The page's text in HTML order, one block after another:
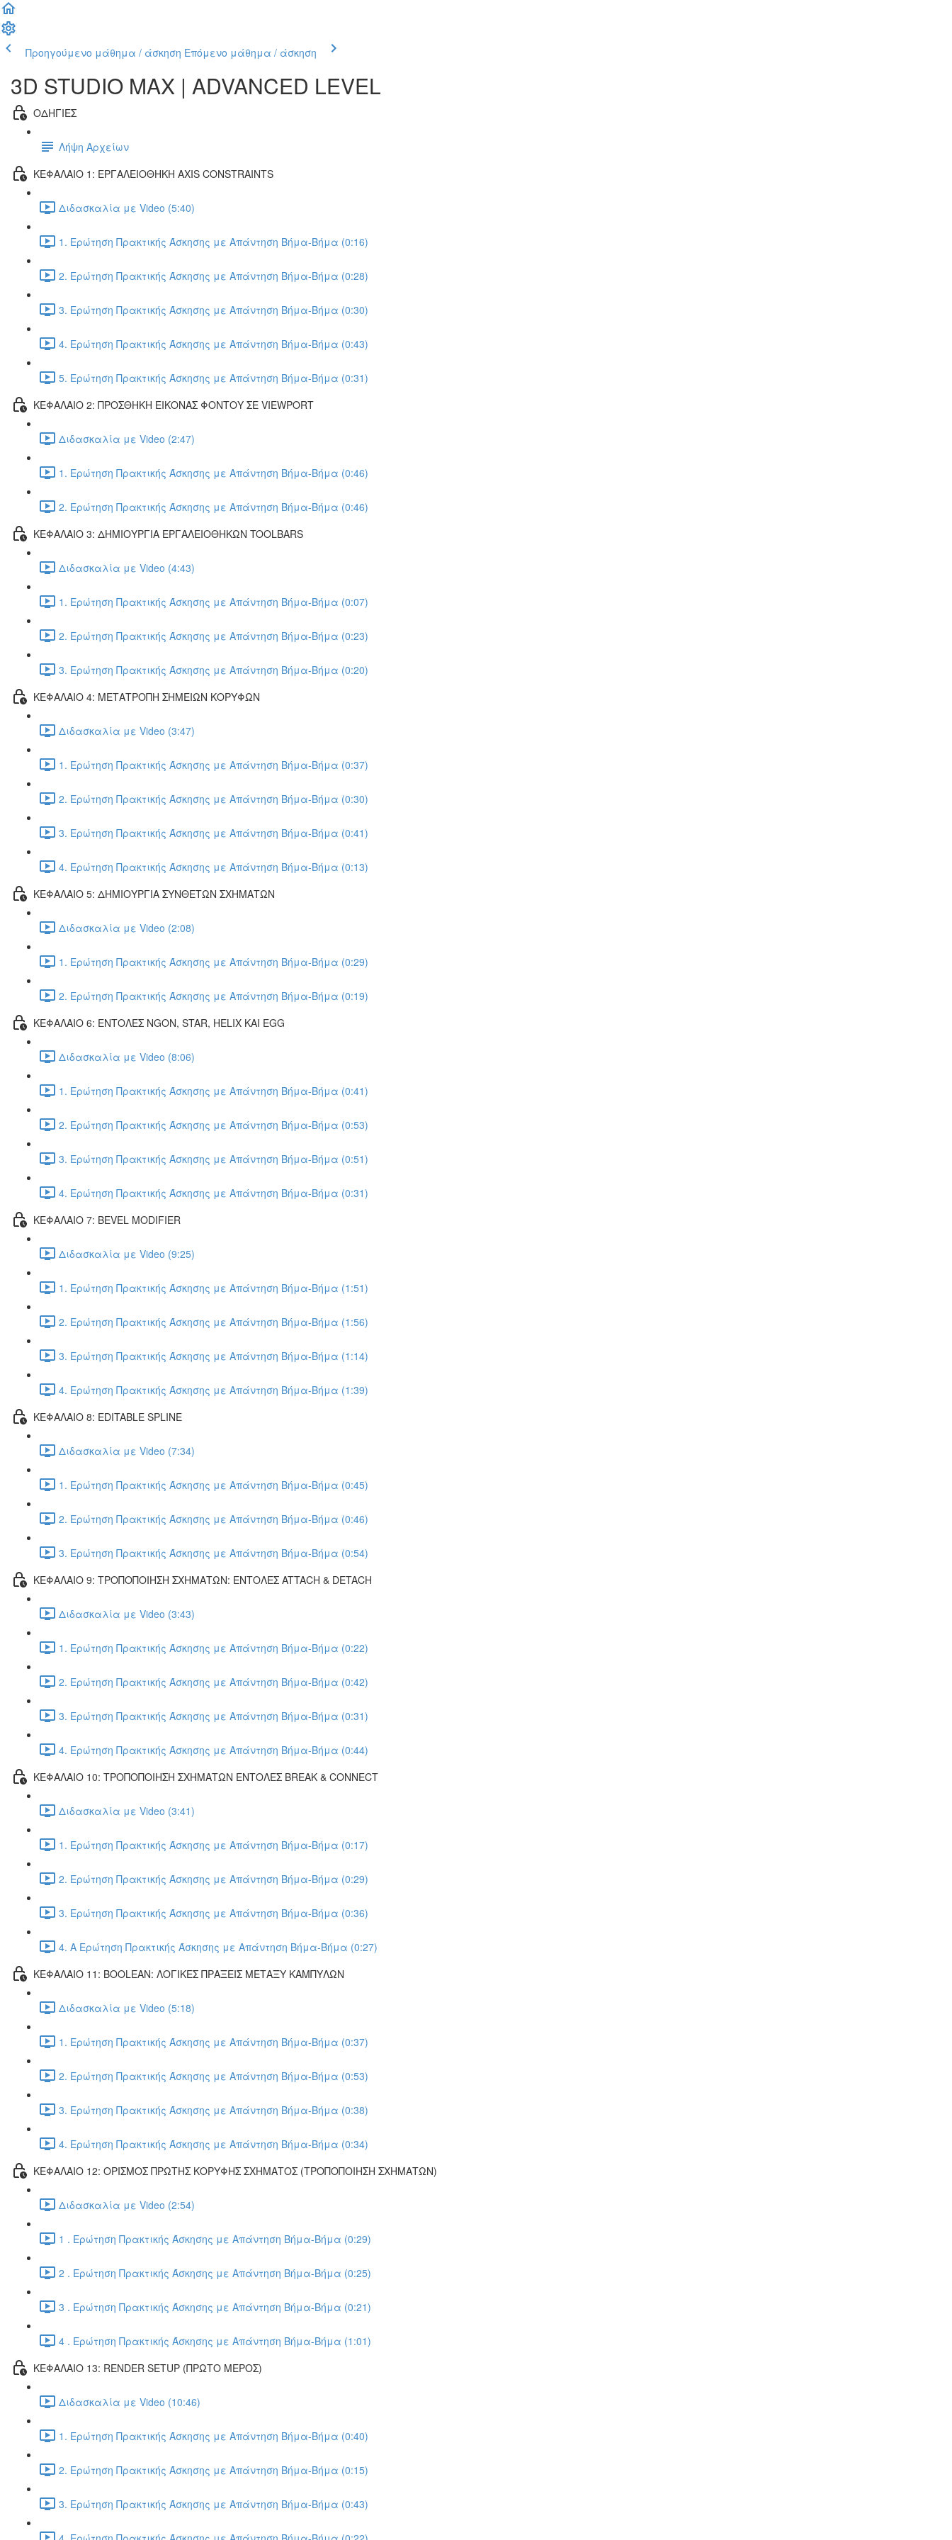
Προηγούμενο μάθημα / άσκηση Επόμενο μάθημα / άσκηση
3D STUDIO MAX | ADVANCED LEVEL
ΟΔΗΓΙΕΣ
Λήψη Αρχείων
ΚΕΦΑΛΑΙΟ 1: ΕΡΓΑΛΕΙΟΘΗΚΗ AXIS CONSTRAINTS
Διδασκαλία με Video (5:40)
1. Ερώτηση Πρακτικής Άσκησης με Απάντηση Βήμα-Βήμα (0:16)
2. Ερώτηση Πρακτικής Άσκησης με Απάντηση Βήμα-Βήμα (0:28)
3. Ερώτηση Πρακτικής Άσκησης με Απάντηση Βήμα-Βήμα (0:30)
4. Ερώτηση Πρακτικής Άσκησης με Απάντηση Βήμα-Βήμα (0:43)
5. Ερώτηση Πρακτικής Άσκησης με Απάντηση Βήμα-Βήμα (0:31)
ΚΕΦΑΛΑΙΟ 2: ΠΡΟΣΘΗΚΗ ΕΙΚΟΝΑΣ ΦΟΝΤΟΥ ΣΕ VIEWPORT
Διδασκαλία με Video (2:47)
1. Ερώτηση Πρακτικής Άσκησης με Απάντηση Βήμα-Βήμα (0:46)
2. Ερώτηση Πρακτικής Άσκησης με Απάντηση Βήμα-Βήμα (0:46)
ΚΕΦΑΛΑΙΟ 3: ΔΗΜΙΟΥΡΓΙΑ ΕΡΓΑΛΕΙΟΘΗΚΩΝ TOOLBARS
Διδασκαλία με Video (4:43)
1. Ερώτηση Πρακτικής Άσκησης με Απάντηση Βήμα-Βήμα (0:07)
2. Ερώτηση Πρακτικής Άσκησης με Απάντηση Βήμα-Βήμα (0:23)
3. Ερώτηση Πρακτικής Άσκησης με Απάντηση Βήμα-Βήμα (0:20)
ΚΕΦΑΛΑΙΟ 4: ΜΕΤΑΤΡΟΠΗ ΣΗΜΕΙΩΝ ΚΟΡΥΦΩΝ
Διδασκαλία με Video (3:47)
1. Ερώτηση Πρακτικής Άσκησης με Απάντηση Βήμα-Βήμα (0:37)
2. Ερώτηση Πρακτικής Άσκησης με Απάντηση Βήμα-Βήμα (0:30)
3. Ερώτηση Πρακτικής Άσκησης με Απάντηση Βήμα-Βήμα (0:41)
4. Ερώτηση Πρακτικής Άσκησης με Απάντηση Βήμα-Βήμα (0:13)
ΚΕΦΑΛΑΙΟ 5: ΔΗΜΙΟΥΡΓΙΑ ΣΥΝΘΕΤΩΝ ΣΧΗΜΑΤΩΝ
Διδασκαλία με Video (2:08)
1. Ερώτηση Πρακτικής Άσκησης με Απάντηση Βήμα-Βήμα (0:29)
2. Ερώτηση Πρακτικής Άσκησης με Απάντηση Βήμα-Βήμα (0:19)
ΚΕΦΑΛΑΙΟ 6: ΕΝΤΟΛΕΣ NGON, STAR, HELIX ΚΑΙ EGG
Διδασκαλία με Video (8:06)
1. Ερώτηση Πρακτικής Άσκησης με Απάντηση Βήμα-Βήμα (0:41)
2. Ερώτηση Πρακτικής Άσκησης με Απάντηση Βήμα-Βήμα (0:53)
3. Ερώτηση Πρακτικής Άσκησης με Απάντηση Βήμα-Βήμα (0:51)
4. Ερώτηση Πρακτικής Άσκησης με Απάντηση Βήμα-Βήμα (0:31)
ΚΕΦΑΛΑΙΟ 7: BEVEL MODIFIER
Διδασκαλία με Video (9:25)
1. Ερώτηση Πρακτικής Άσκησης με Απάντηση Βήμα-Βήμα (1:51)
2. Ερώτηση Πρακτικής Άσκησης με Απάντηση Βήμα-Βήμα (1:56)
3. Ερώτηση Πρακτικής Άσκησης με Απάντηση Βήμα-Βήμα (1:14)
4. Ερώτηση Πρακτικής Άσκησης με Απάντηση Βήμα-Βήμα (1:39)
ΚΕΦΑΛΑΙΟ 8: EDITABLE SPLINE
Διδασκαλία με Video (7:34)
1. Ερώτηση Πρακτικής Άσκησης με Απάντηση Βήμα-Βήμα (0:45)
2. Ερώτηση Πρακτικής Άσκησης με Απάντηση Βήμα-Βήμα (0:46)
3. Ερώτηση Πρακτικής Άσκησης με Απάντηση Βήμα-Βήμα (0:54)
ΚΕΦΑΛΑΙΟ 9: ΤΡΟΠΟΠΟΙΗΣΗ ΣΧΗΜΑΤΩΝ: ΕΝΤΟΛΕΣ ATTACH & DETACH
Διδασκαλία με Video (3:43)
1. Ερώτηση Πρακτικής Άσκησης με Απάντηση Βήμα-Βήμα (0:22)
2. Ερώτηση Πρακτικής Άσκησης με Απάντηση Βήμα-Βήμα (0:42)
3. Ερώτηση Πρακτικής Άσκησης με Απάντηση Βήμα-Βήμα (0:31)
4. Ερώτηση Πρακτικής Άσκησης με Απάντηση Βήμα-Βήμα (0:44)
ΚΕΦΑΛΑΙΟ 10: ΤΡΟΠΟΠΟΙΗΣΗ ΣΧΗΜΑΤΩΝ ΕΝΤΟΛΕΣ BREAK & CONNECT
Διδασκαλία με Video (3:41)
1. Ερώτηση Πρακτικής Άσκησης με Απάντηση Βήμα-Βήμα (0:17)
2. Ερώτηση Πρακτικής Άσκησης με Απάντηση Βήμα-Βήμα (0:29)
3. Ερώτηση Πρακτικής Άσκησης με Απάντηση Βήμα-Βήμα (0:36)
4. Α Ερώτηση Πρακτικής Άσκησης με Απάντηση Βήμα-Βήμα (0:27)
ΚΕΦΑΛΑΙΟ 11: BOOLEAN: ΛΟΓΙΚΕΣ ΠΡΑΞΕΙΣ ΜΕΤΑΞΥ ΚΑΜΠΥΛΩΝ
Διδασκαλία με Video (5:18)
1. Ερώτηση Πρακτικής Άσκησης με Απάντηση Βήμα-Βήμα (0:37)
2. Ερώτηση Πρακτικής Άσκησης με Απάντηση Βήμα-Βήμα (0:53)
3. Ερώτηση Πρακτικής Άσκησης με Απάντηση Βήμα-Βήμα (0:38)
4. Ερώτηση Πρακτικής Άσκησης με Απάντηση Βήμα-Βήμα (0:34)
ΚΕΦΑΛΑΙΟ 12: ΟΡΙΣΜΟΣ ΠΡΩΤΗΣ ΚΟΡΥΦΗΣ ΣΧΗΜΑΤΟΣ (ΤΡΟΠΟΠΟΙΗΣΗ ΣΧΗΜΑΤΩΝ)
Διδασκαλία με Video (2:54)
1 . Ερώτηση Πρακτικής Άσκησης με Απάντηση Βήμα-Βήμα (0:29)
2 . Ερώτηση Πρακτικής Άσκησης με Απάντηση Βήμα-Βήμα (0:25)
3 . Ερώτηση Πρακτικής Άσκησης με Απάντηση Βήμα-Βήμα (0:21)
4 . Ερώτηση Πρακτικής Άσκησης με Απάντηση Βήμα-Βήμα (1:01)
ΚΕΦΑΛΑΙΟ 13: RENDER SETUP (ΠΡΩΤΟ ΜΕΡΟΣ)
Διδασκαλία με Video (10:46)
1. Ερώτηση Πρακτικής Άσκησης με Απάντηση Βήμα-Βήμα (0:40)
2. Ερώτηση Πρακτικής Άσκησης με Απάντηση Βήμα-Βήμα (0:15)
3. Ερώτηση Πρακτικής Άσκησης με Απάντηση Βήμα-Βήμα (0:43)